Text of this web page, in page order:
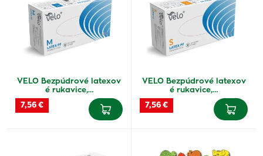
VELO Bezpúdrové latexov
é rukavice,…
7,56 €
VELO Bezpúdrové latexov
é rukavice,…
7,56 €